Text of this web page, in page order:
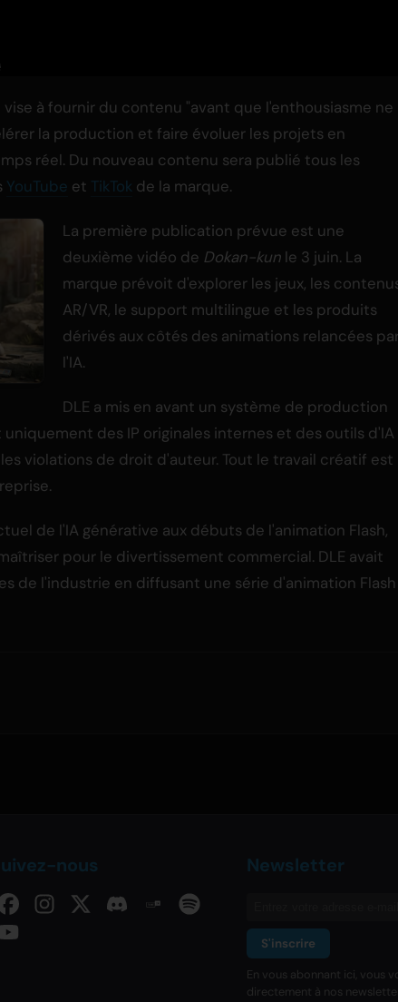
vise à fournir du contenu "avant que l'enthousiasme ne
la production et faire évoluer les projets en
réel. Du nouveau contenu sera publié tous les
YouTube et TikTok de la marque.
La première publication prévue est une
deuxième vidéo de Dokan-kun le 3 juin. La
marque prévoit d'explorer les jeux, les
AR/VR, le support multilingue et les produits
dérivés aux côtés des animations relancées
l'IA.
DLE a mis en avant un système de production
des IP originales internes et des outils d'IA
violations de droit d'auteur. Tout le travail créatif est
de l'IA générative aux débuts de l'animation Flash,
pour le divertissement commercial. DLE avait
de l'industrie en diffusant une série d'animation Flash
nous Newsletter
S'inscrire
En vous abonnant ici, vous
directement à nos